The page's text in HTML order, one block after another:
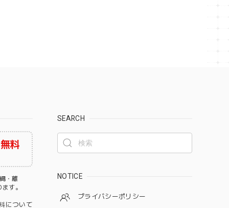
料
・離
す。
について
SEARCH
NOTICE
プライバシーポリシー